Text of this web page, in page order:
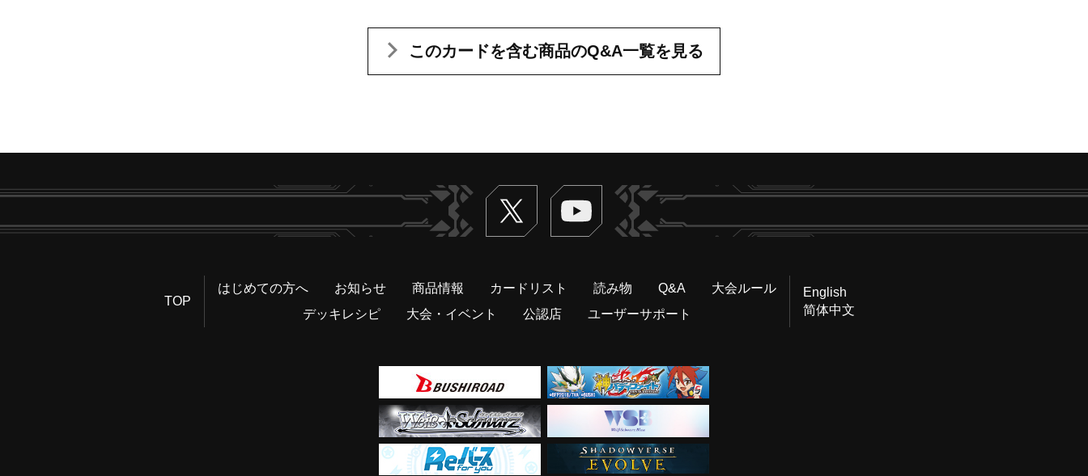
このカードを含む商品のQ&A一覧を見る
Twitter ヴァンガードch
TOP
はじめての方へ お知らせ 商品情報 カードリスト 読み物 Q&A
大会ルール
デッキレシピ
大会・イベント 公認店 ユーザーサポート
English
简体中文